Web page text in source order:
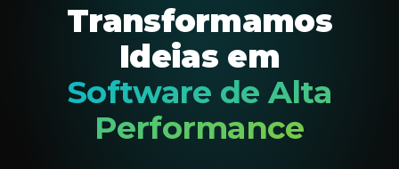
Transformamos
Ideias em
Software de Alta
Performance